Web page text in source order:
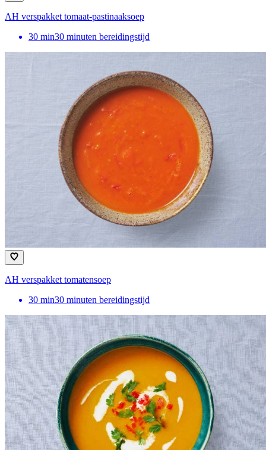
AH verspakket tomaat-pastinaaksoep
30 min30 minuten bereidingstijd
AH verspakket tomatensoep
30 min30 minuten bereidingstijd